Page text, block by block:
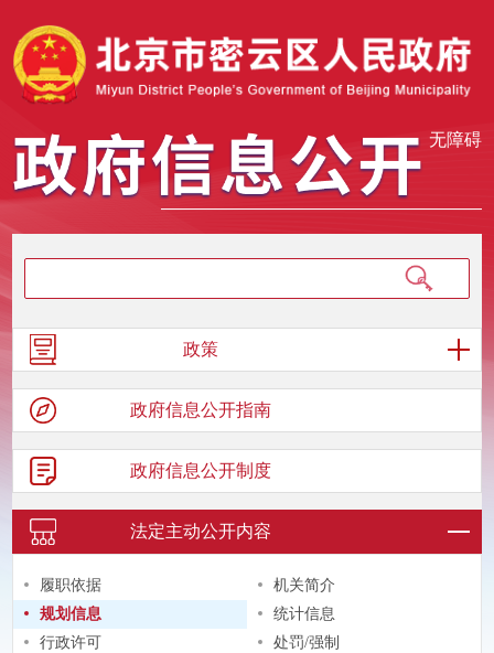
无障碍
政策
政府信息公开指南
政府信息公开制度
法定主动公开内容
履职依据
机关简介
规划信息
统计信息
行政许可
处罚/强制